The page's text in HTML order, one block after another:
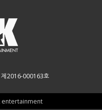
2016-000163호
entertainment